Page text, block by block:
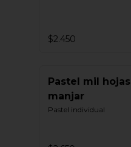
$2.450
Pastel mil hojas
manjar
Pastel individual